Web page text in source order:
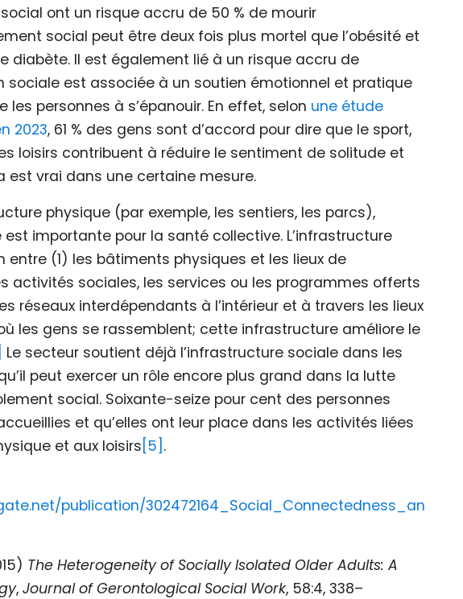
ont un risque accru de 50 % de mourir
social peut être deux fois plus mortel que l’obésité et
diabète. Il est également lié à un risque accru de
sociale est associée à un soutien émotionnel et pratique
personnes à s’épanouir. En effet, selon une étude
2023, 61 % des gens sont d’accord pour dire que le sport,
loisirs contribuent à réduire le sentiment de solitude et
est vrai dans une certaine mesure.
physique (par exemple, les sentiers, les parcs),
est importante pour la santé collective. L’infrastructure
entre (1) les bâtiments physiques et les lieux de
activités sociales, les services ou les programmes offerts
réseaux interdépendants à l’intérieur et à travers les lieux
les gens se rassemblent; cette infrastructure améliore le
Le secteur soutient déjà l’infrastructure sociale dans les
peut exercer un rôle encore plus grand dans la lutte
social. Soixante-seize pour cent des personnes
et qu’elles ont leur place dans les activités liées
et aux loisirs [5] .
publication/302472164_Social_Connectedness_an
The Heterogeneity of Socially Isolated Older Adults: A
, Journal of Gerontological Social Work, 58:4, 338–